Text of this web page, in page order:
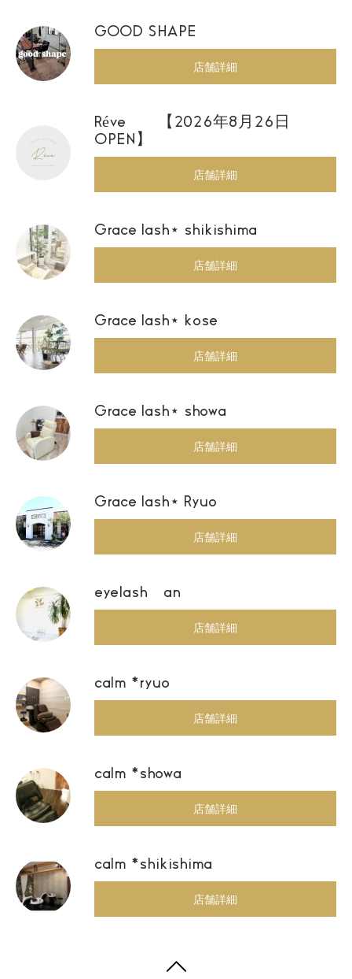
GOOD SHAPE
店舗詳細
Réve 【2026年8月26日
OPEN】
店舗詳細
Grace lash⋆ shikishima
店舗詳細
Grace lash⋆ kose
店舗詳細
Grace lash⋆ showa
店舗詳細
Grace lash⋆ Ryuo
店舗詳細
eyelash an
店舗詳細
calm *ryuo
店舗詳細
calm *showa
店舗詳細
calm *shikishima
店舗詳細